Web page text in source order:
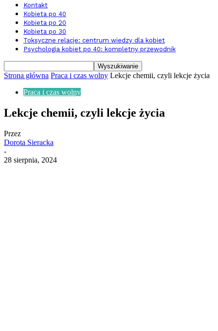
Kontakt
Kobieta po 40
Kobieta po 20
Kobieta po 30
Toksyczne relacje: centrum wiedzy dla kobiet
Psychologia kobiet po 40: kompletny przewodnik
Strona główna Praca i czas wolny Lekcje chemii, czyli lekcje życia
Praca i czas wolny
Lekcje chemii, czyli lekcje życia
Przez
Dorota Sieracka
-
28 sierpnia, 2024